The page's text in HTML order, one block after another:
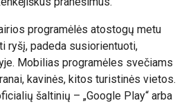
programėlės atostogų metu
ryšį, padeda susiorientuoti,
Mobilias programėles svečiams
kavinės, kitos turistinės vietos.
šaltinių – „Google Play“ arba